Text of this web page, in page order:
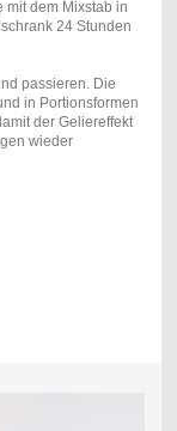
mit dem Mixstab in
24 Stunden
passieren. Die
in Portionsformen
der Geliereffekt
wieder